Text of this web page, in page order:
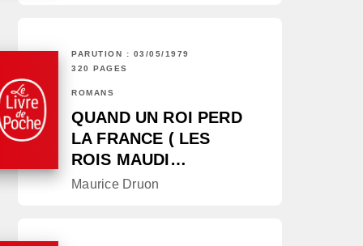
PARUTION : 03/05/1979
320 PAGES
ROMANS
QUAND UN ROI PERD
LA FRANCE ( LES
ROIS MAUDI…
Maurice Druon